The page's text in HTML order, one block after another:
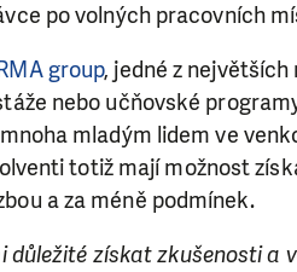
po volných pracovních
group, jedné z
nebo učňovské
mladým lidem ve
totiž mají možnost
a za méně podmínek.
důležité získat zkušenosti